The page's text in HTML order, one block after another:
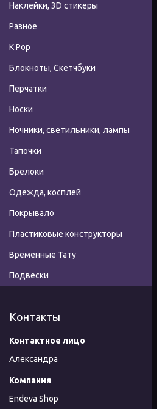
Наклейки, 3D стикеры
Разное
К Pop
Блокноты, Скетчбуки
Перчатки
Носки
Ночники, светильники, лампы
Тапочки
Брелоки
Одежда, косплей
Покрывало
Пластиковые конструкторы
Временные Тату
Подвески
Контакты
Александра
Endeva Shop